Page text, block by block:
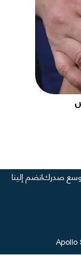
صدركانضم إلينا
Apollo